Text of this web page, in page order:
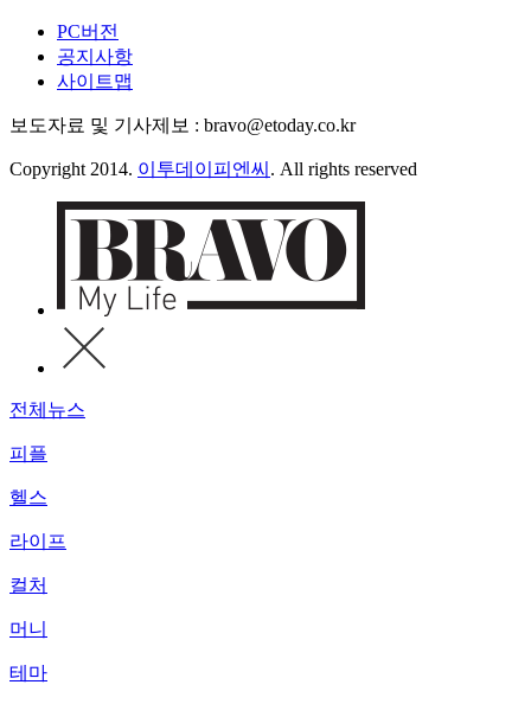
PC버전
공지사항
사이트맵
보도자료 및 기사제보 : bravo@etoday.co.kr
Copyright 2014. 이투데이피엔씨 . All rights reserved
전체뉴스
피플
헬스
라이프
컬처
머니
테마